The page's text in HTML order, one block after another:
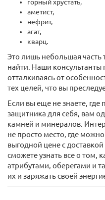
горный хрустать,
аметист,
нефрит,
агат,
кварц.
Это лишь небольшая часть
найти. Наши консультанты
отталкиваясь от
тех целей, что вы
Если вы еще не знаете, где
защитника для себя, вам
камней и минералов.
не просто место, где
выгодной цене с
сможете узнать все о том,
атрибутами, оберегами и
их и заряжать своей